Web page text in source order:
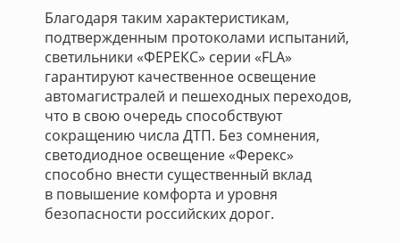
Благодаря таким характеристикам,
подтвержденным протоколами испытаний,
светильники «ФЕРЕКС» серии «FLA»
гарантируют качественное освещение
автомагистралей и пешеходных переходов,
что в свою очередь способствуют
сокращению числа ДТП. Без сомнения,
светодиодное освещение «Ферекс»
способно внести существенный вклад
в повышение комфорта и уровня
безопасности российских дорог.